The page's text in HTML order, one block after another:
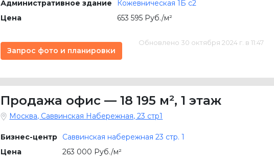
Административное здание
Кожевническая 1Б c2
Цена
653 595 Руб./м²
Запрос фото и планировки
Обновлено 30 октября 2024 г. в 11:47
Продажа офис —18 195 м²,1 этаж
Москва, Саввинская Набережная, 23 стр1
Бизнес-центр
Саввинская набережная 23 cтр. 1
Цена
263 000 Руб./м²